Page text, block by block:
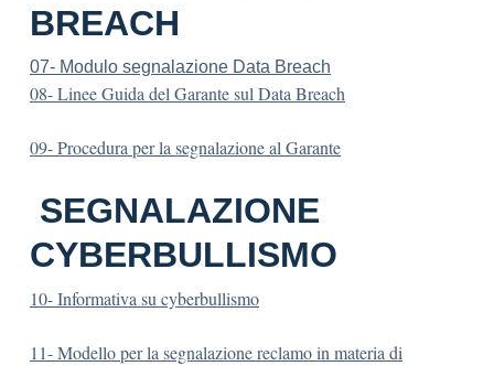
BREACH
07- Modulo segnalazione Data Breach
08- Linee Guida del Garante sul Data Breach
09- Procedura per la segnalazione al Garante
SEGNALAZIONE
CYBERBULLISMO
10- Informativa su cyberbullismo
11- Modello per la segnalazione reclamo in materia di